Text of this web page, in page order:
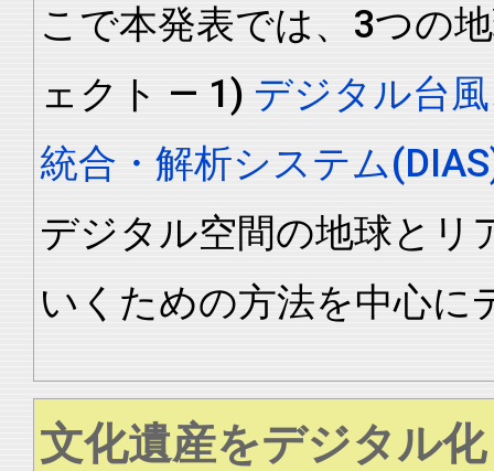
こで本発表では、3つの
ェクト ― 1) デジタル台風
統合・解析システム
デジタル空間の地球とリ
いくための方法を中心に
文化遺産をデジタル